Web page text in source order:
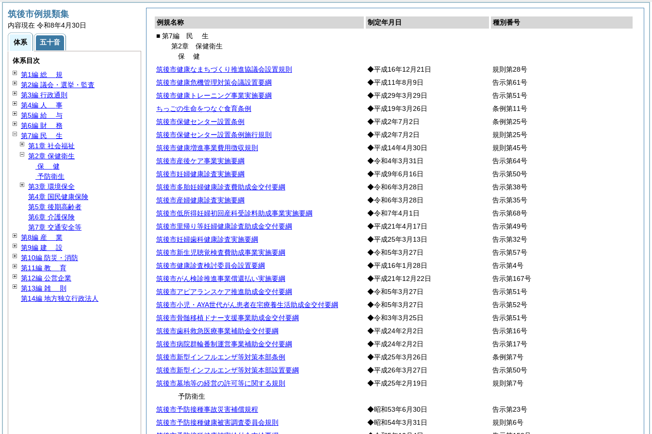
例規名称 制定年月日
種別番号
■ 第7編
民 生
第2章 保健衛生
保健
筑後市健康なまちづくり推進協議会設置規則
◆平成16年12月21日
規則第28号
筑後市健康危機管理対策会議設置要綱
◆平成11年8月9日
告示第61号
筑後市健康トレーニング事業実施要綱
◆平成29年3月29日
告示第51号
ちっごの生命をつなぐ食育条例
◆平成19年3月26日
条例第11号
筑後市保健センター設置条例
◆平成2年7月2日
条例第25号
筑後市保健センター設置条例施行規則
◆平成2年7月2日
規則第25号
筑後市健康増進事業費用徴収規則
◆平成14年4月30日
規則第45号
筑後市産後ケア事業実施要綱
◆令和4年3月31日
告示第64号
筑後市妊婦健康診査実施要綱
◆平成9年6月16日
告示第50号
筑後市多胎妊婦健康診査費助成金交付要綱
◆令和6年3月28日
告示第38号
筑後市産婦健康診査実施要綱
◆令和6年3月28日
告示第35号
筑後市低所得妊婦初回産科受診料助成事業実施要綱
◆令和7年4月1日
告示第68号
筑後市里帰り等妊婦健康診査助成金交付要綱
◆平成21年4月17日
告示第49号
筑後市妊婦歯科健康診査実施要綱
◆平成25年3月13日
告示第32号
筑後市新生児聴覚検査費助成事業実施要綱
◆令和5年3月27日
告示第57号
筑後市健康診査検討委員会設置要綱
◆平成16年1月28日
告示第4号
筑後市がん検診推進事業償還払い実施要綱
◆平成21年12月22日
告示第167号
筑後市アピアランスケア推進助成金交付要綱
◆令和5年3月27日
告示第51号
筑後市小児・AYA世代がん患者在宅療養生活助成金交付要綱
◆令和5年3月27日
告示第52号
筑後市骨髄移植ドナー支援事業助成金交付要綱
◆令和3年3月25日
告示第51号
筑後市歯科救急医療事業補助金交付要綱
◆平成24年2月2日
告示第16号
筑後市病院群輪番制運営事業補助金交付要綱
◆平成24年2月2日
告示第17号
筑後市新型インフルエンザ等対策本部条例
◆平成25年3月26日
条例第7号
筑後市新型インフルエンザ等対策本部設置要綱
◆平成26年3月27日
告示第50号
筑後市墓地等の経営の許可等に関する規則
◆平成25年2月19日
規則第7号
予防衛生
筑後市予防接種事故災害補償規程
◆昭和53年6月30日
告示第23号
筑後市予防接種健康被害調査委員会規則
◆昭和54年3月31日
規則第6号
筑後市例規類集
内容現在 令和8年4月30日
体系 五十音
体系目次
第1編 総 規
第2編 議会・選挙・監査
第3編 行政通則
第4編 人 事
第5編 給 与
第6編 財 務
第7編 民 生
第1章 社会福祉
第2章 保健衛生
保 健
予防衛生
第3章 環境保全
第4章 国民健康保険
第5章 後期高齢者
第6章 介護保険
第7章 交通安全等
第8編 産 業
第9編 建 設
第10編 防災・消防
第11編 教 育
第12編 公営企業
第13編 雑 則
第14編 地方独立行政法人